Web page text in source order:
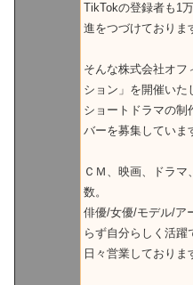
TikTokの登録者も1
進をつづけておりま
そんな株式会社オフ
ション」を開催いた
ショートドラマの制
バーを募集していま
ＣＭ、映画、ドラ
数。
俳優/女優/モデル/ア
らず自分らしく活躍
日々営業しておりま